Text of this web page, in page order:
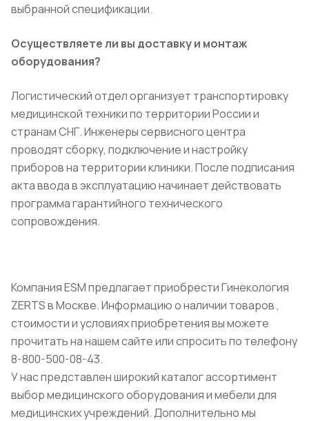
выбранной спецификации.
Осуществляете ли вы доставку и монтаж
оборудования?
Логистический отдел организует транспортировку
медицинской техники по территории России и
странам СНГ. Инженеры сервисного центра
проводят сборку, подключение и настройку
приборов на территории клиники. После подписания
акта ввода в эксплуатацию начинает действовать
программа гарантийного технического
сопровождения.
Компания ESM предлагает приобрести Гинекология
ZERTS в Москве. Информацию о наличии товаров ,
стоимости и условиях приобретения вы можете
прочитать на нашем сайте или спросить по телефону
8-800-500-08-43.
У нас представлен широкий каталог ассортимент
выбор медицинского оборудования и мебели для
медицинских учреждений. Дополнительно мы